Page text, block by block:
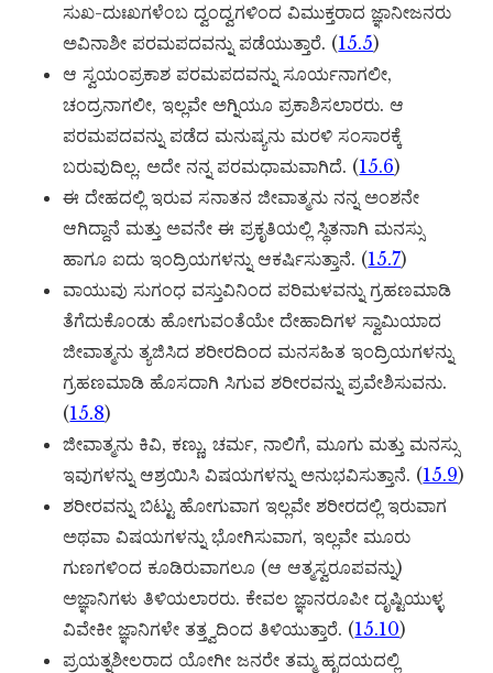
ಸುಖ-ದುಃಖಗಳೆಂಬ ದ್ವಂದ್ವಗಳಿಂದ ವಿಮುಕ್ತರಾದ ಜ್ಞಾನೀಜನರು
ಅವಿನಾಶೀ ಪರಮಪದವನ್ನು ಪಡೆಯುತ್ತಾರೆ. (15.5)
ಆ ಸ್ವಯಂಪ್ರಕಾಶ ಪರಮಪದವನ್ನು ಸೂರ್ಯನಾಗಲೀ,
ಚಂದ್ರನಾಗಲೀ, ಇಲ್ಲವೇ ಅಗ್ನಿಯೂ ಪ್ರಕಾಶಿಸಲಾರರು. ಆ
ಪರಮಪದವನ್ನು ಪಡೆದ ಮನುಷ್ಯನು ಮರಳಿ ಸಂಸಾರಕ್ಕೆ
ಬರುವುದಿಲ್ಲ. ಅದೇ ನನ್ನ ಪರಮಧಾಮವಾಗಿದೆ. (15.6)
ಈ ದೇಹದಲ್ಲಿ ಇರುವ ಸನಾತನ ಜೀವಾತ್ಮನು ನನ್ನ ಅಂಶನೇ
ಆಗಿದ್ದಾನೆ ಮತ್ತು ಅವನೇ ಈ ಪ್ರಕೃತಿಯಲ್ಲಿ ಸ್ಥಿತನಾಗಿ ಮನಸ್ಸು
ಹಾಗೂ ಐದು ಇಂದ್ರಿಯಗಳನ್ನು ಆಕರ್ಷಿಸುತ್ತಾನೆ. (15.7)
ವಾಯುವು ಸುಗಂಧ ವಸ್ತುವಿನಿಂದ ಪರಿಮಳವನ್ನು ಗ್ರಹಣಮಾಡಿ
ತೆಗೆದುಕೊಂಡು ಹೋಗುವಂತೆಯೇ ದೇಹಾದಿಗಳ ಸ್ವಾಮಿಯಾದ
ಜೀವಾತ್ಮನು ತ್ಯಜಿಸಿದ ಶರೀರದಿಂದ ಮನಸಹಿತ ಇಂದ್ರಿಯಗಳನ್ನು
ಗ್ರಹಣಮಾಡಿ ಹೊಸದಾಗಿ ಸಿಗುವ ಶರೀರವನ್ನು ಪ್ರವೇಶಿಸುವನು.
(15.8)
ಜೀವಾತ್ಮನು ಕಿವಿ, ಕಣ್ಣು, ಚರ್ಮ, ನಾಲಿಗೆ, ಮೂಗು ಮತ್ತು ಮನಸ್ಸು
ಇವುಗಳನ್ನು ಆಶ್ರಯಿಸಿ ವಿಷಯಗಳನ್ನು ಅನುಭವಿಸುತ್ತಾನೆ. (15.9)
ಶರೀರವನ್ನು ಬಿಟ್ಟು ಹೋಗುವಾಗ ಇಲ್ಲವೇ ಶರೀರದಲ್ಲಿ ಇರುವಾಗ
ಅಥವಾ ವಿಷಯಗಳನ್ನು ಭೋಗಿಸುವಾಗ, ಇಲ್ಲವೇ ಮೂರು
ಗುಣಗಳಿಂದ ಕೂಡಿರುವಾಗಲೂ (ಆ ಆತ್ಮಸ್ವರೂಪವನ್ನು)
ಅಜ್ಞಾನಿಗಳು ತಿಳಿಯಲಾರರು. ಕೇವಲ ಜ್ಞಾನರೂಪೀ ದೃಷ್ಟಿಯುಳ್ಳ
ವಿವೇಕೀ ಜ್ಞಾನಿಗಳೇ ತತ್ತ್ವದಿಂದ ತಿಳಿಯುತ್ತಾರೆ. (15.10)
ಪ್ರಯತ್ನಶೀಲರಾದ ಯೋಗೀ ಜನರೇ ತಮ್ಮ ಹೃದಯದಲ್ಲಿ